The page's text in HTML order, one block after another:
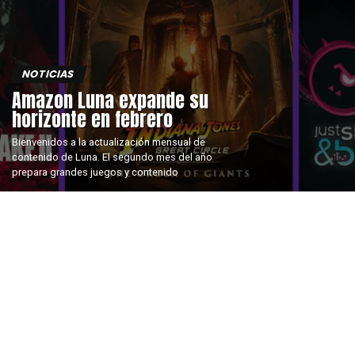
NOTICIAS
Amazon Luna expande su
horizonte en febrero
Bienvenidos a la actualización mensual de
contenido de Luna. El segundo mes del año
prepara grandes juegos y contenido